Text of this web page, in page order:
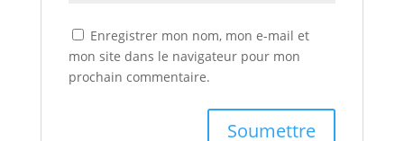
Enregistrer mon nom, mon e-mail et
mon site dans le navigateur pour mon
prochain commentaire.